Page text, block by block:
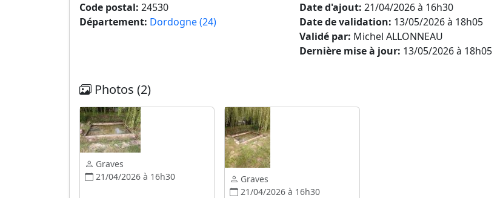
Code postal: 24530
Département: Dordogne (24)
Date d'ajout: 21/04/2026 à 16h30
Date de validation: 13/05/2026 à 18h05
Validé par: Michel ALLONNEAU
Dernière mise à jour: 13/05/2026 à 18h05
Photos (2)
Graves
21/04/2026 à 16h30
Graves
21/04/2026 à 16h30